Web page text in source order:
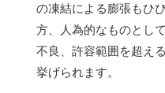
の凍結による膨張もひ
方、人為的なものとし
不良、許容範囲を超え
挙げられます。